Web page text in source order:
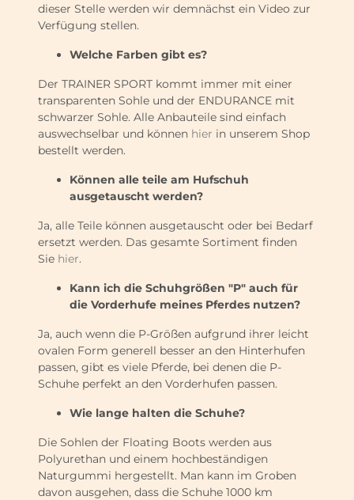
dieser Stelle werden wir demnächst ein Video zur
Verfügung stellen.
Welche Farben gibt es?
Der TRAINER SPORT kommt immer mit einer
transparenten Sohle und der ENDURANCE mit
schwarzer Sohle. Alle Anbauteile sind einfach
auswechselbar und können hier in unserem Shop
bestellt werden.
Können alle teile am Hufschuh
ausgetauscht werden?
Ja, alle Teile können ausgetauscht oder bei Bedarf
ersetzt werden. Das gesamte Sortiment finden
Sie hier.
Kann ich die Schuhgrößen "P" auch für
die Vorderhufe meines Pferdes nutzen?
Ja, auch wenn die P-Größen aufgrund ihrer leicht
ovalen Form generell besser an den Hinterhufen
passen, gibt es viele Pferde, bei denen die P-
Schuhe perfekt an den Vorderhufen passen.
Wie lange halten die Schuhe?
Die Sohlen der Floating Boots werden aus
Polyurethan und einem hochbeständigen
Naturgummi hergestellt. Man kann im Groben
davon ausgehen, dass die Schuhe 1000 km